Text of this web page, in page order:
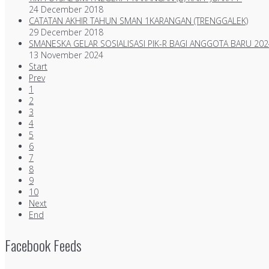
24 December 2018
CATATAN AKHIR TAHUN SMAN 1KARANGAN (TRENGGALEK)
29 December 2018
SMANESKA GELAR SOSIALISASI PIK-R BAGI ANGGOTA BARU
13 November 2024
Start
Prev
1
2
3
4
5
6
7
8
9
10
Next
End
Facebook Feeds